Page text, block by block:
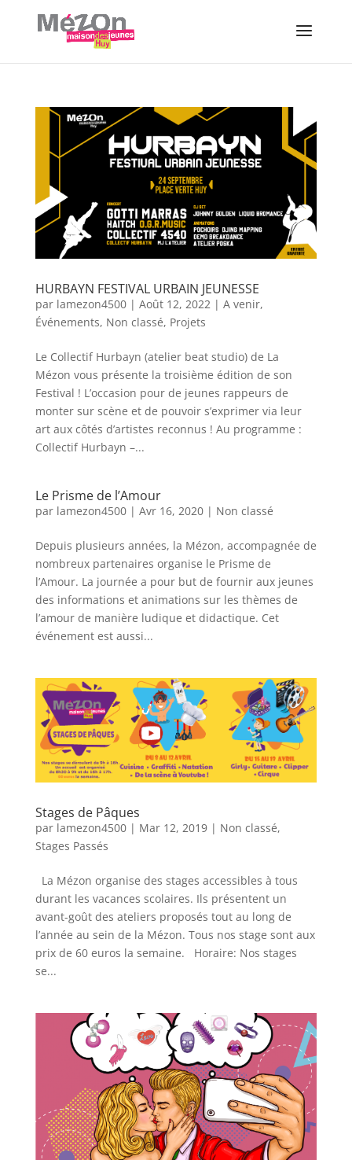
HURBAYN FESTIVAL URBAIN JEUNESSE
par lamezon4500| Août 12, 2022| A venir,
Événements, Non classé, Projets
Le Collectif Hurbayn (atelier beat studio) de La
Mézon vous présente la troisième édition de son
Festival ! L’occasion pour de jeunes rappeurs de
monter sur scène et de pouvoir s’exprimer via leur
art aux côtés d’artistes reconnus ! Au programme :
Collectif Hurbayn –...
Le Prisme de l’Amour
par lamezon4500| Avr 16, 2020| Non classé
Depuis plusieurs années, la Mézon, accompagnée de
nombreux partenaires organise le Prisme de
l’Amour. La journée a pour but de fournir aux jeunes
des informations et animations sur les thèmes de
l’amour de manière ludique et didactique. Cet
événement est aussi...
Stages de Pâques
par lamezon4500| Mar 12, 2019| Non classé,
Stages Passés
La Mézon organise des stages accessibles à tous
durant les vacances scolaires. Ils présentent un
avant-goût des ateliers proposés tout au long de
l’année au sein de la Mézon. Tous nos stage sont aux
prix de 60 euros la semaine. Horaire: Nos stages
se...